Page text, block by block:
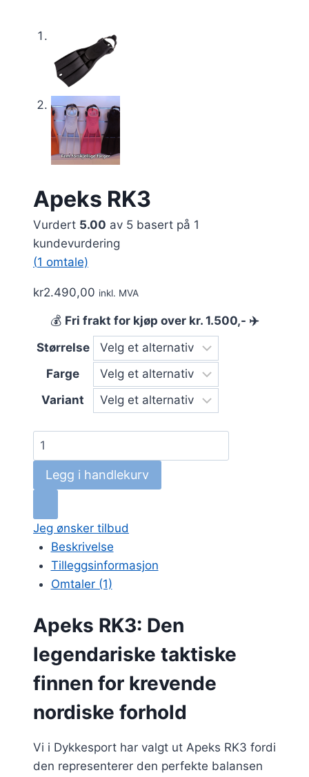
Apeks RK3
Vurdert 5.00 av 5 basert på 1
kundevurdering
(1 omtale)
kr2.490,00 inkl. MVA
💰 Fri frakt for kjøp over kr. 1.500,- ✈️
Størrelse
Farge
Variant
Apeks
RK3
antall
Legg i handlekurv
Jeg ønsker tilbud
Beskrivelse
Tilleggsinformasjon
Omtaler (1)
Apeks RK3: Den
legendariske taktiske
finnen for krevende
nordiske forhold
Vi i Dykkesport har valgt ut Apeks RK3 fordi
den representerer den perfekte balansen